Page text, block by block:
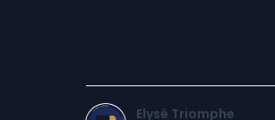
Elysé Triomphe